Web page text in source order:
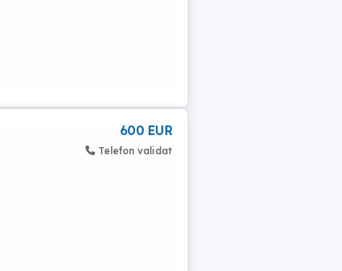
600 EUR
Telefon validat